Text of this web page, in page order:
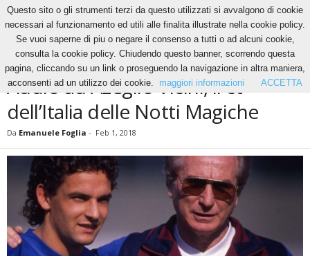
Calcio Addio ad Azeglio Vicini, il ct dell’Italia delle Notti Magiche
CALCIO
Addio ad Azeglio Vicini, il ct
dell’Italia delle Notti Magiche
Da Emanuele Foglia - Feb 1, 2018
Questo sito o gli strumenti terzi da questo utilizzati si avvalgono di cookie
necessari al funzionamento ed utili alle finalita illustrate nella cookie policy.
Se vuoi saperne di piu o negare il consenso a tutti o ad alcuni cookie,
consulta la cookie policy. Chiudendo questo banner, scorrendo questa
pagina, cliccando su un link o proseguendo la navigazione in altra maniera,
acconsenti ad un utilizzo dei cookie.
maggiori informazioni ACCETTA